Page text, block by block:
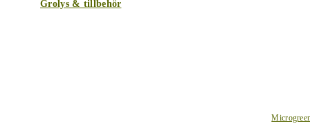
Grolys & tillbehör